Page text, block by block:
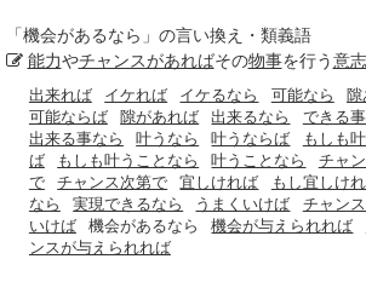
「機会があるなら 」の言い換え・類義語
能力やチャンスがあればその物事を行う意
出来れば イケれば イケるなら 可能なら
可能ならば
隙があれば 出来るなら できる
出来る事なら
叶うなら 叶うならば もしも
ば
もしも叶うことなら 叶うことなら チャ
で
チャンス次第で 宜しければ もし宜しけ
なら
実現できるなら うまくいけば チャン
いけば
機会があるなら 機会が与えられれば
ンスが与えられれば